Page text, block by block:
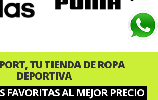
TU TIENDA DE ROPA
DEPORTIVA
FAVORITAS AL MEJOR PRECIO